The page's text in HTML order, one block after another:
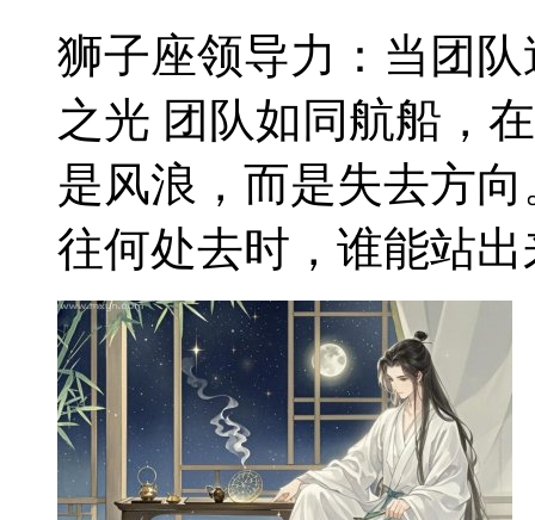
狮子座领导力：当团
之光 团队如同航船，
是风浪，而是失去方
往何处去时，谁能站